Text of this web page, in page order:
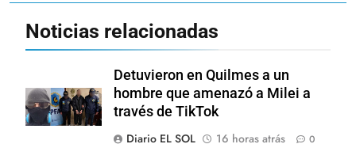
Noticias relacionadas
Detuvieron en Quilmes a un
hombre que amenazó a Milei a
través de TikTok
Diario EL SOL
16 horas atrás 0